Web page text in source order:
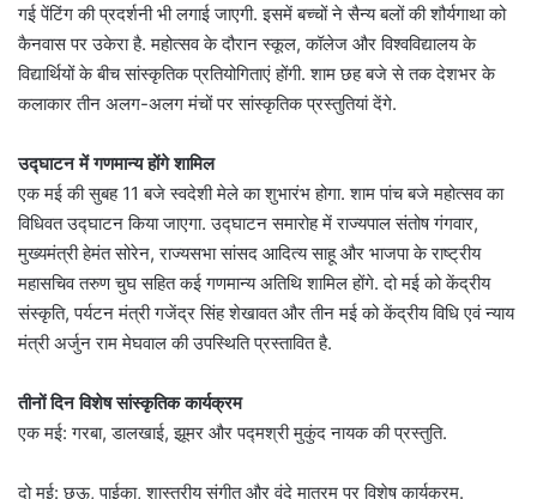
गई पेंटिंग की प्रदर्शनी भी लगाई जाएगी. इसमें बच्चों ने सैन्य बलों की शौर्यगाथा को
कैनवास पर उकेरा है. महोत्सव के दौरान स्कूल, कॉलेज और विश्वविद्यालय के
विद्यार्थियों के बीच सांस्कृतिक प्रतियोगिताएं होंगी. शाम छह बजे से तक देशभर के
कलाकार तीन अलग-अलग मंचों पर सांस्कृतिक प्रस्तुतियां देंगे.
उद्घाटन में गणमान्य होंगे शामिल
एक मई की सुबह 11 बजे स्वदेशी मेले का शुभारंभ होगा. शाम पांच बजे महोत्सव का
विधिवत उद्घाटन किया जाएगा. उद्घाटन समारोह में राज्यपाल संतोष गंगवार,
मुख्यमंत्री हेमंत सोरेन, राज्यसभा सांसद आदित्य साहू और भाजपा के राष्ट्रीय
महासचिव तरुण चुघ सहित कई गणमान्य अतिथि शामिल होंगे. दो मई को केंद्रीय
संस्कृति, पर्यटन मंत्री गजेंद्र सिंह शेखावत और तीन मई को केंद्रीय विधि एवं न्याय
मंत्री अर्जुन राम मेघवाल की उपस्थिति प्रस्तावित है.
तीनों दिन विशेष सांस्कृतिक कार्यक्रम
एक मई: गरबा, डालखाई, झूमर और पद्मश्री मुकुंद नायक की प्रस्तुति.
दो मई: छऊ, पाईका, शास्त्रीय संगीत और वंदे मातरम पर विशेष कार्यक्रम.